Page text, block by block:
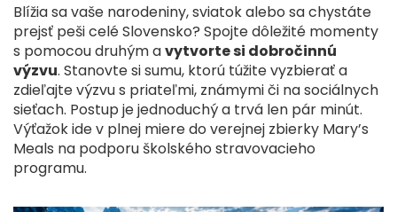
Blížia sa vaše narodeniny, sviatok alebo sa chystáte
prejsť peši celé Slovensko? Spojte dôležité momenty
s pomocou druhým avytvorte si dobročinnú
výzvu. Stanovte si sumu, ktorú túžite vyzbierať a
zdieľajte výzvu s priateľmi, známymi či na sociálnych
sieťach. Postup je jednoduchý a trvá len pár minút.
Výťažok ide v plnej miere do verejnej zbierky Mary’s
Meals na podporu školského stravovacieho
programu.